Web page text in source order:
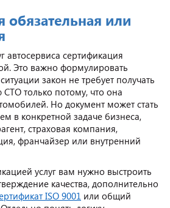
обязательная или
автосервиса сертификация
Это важно формулировать
закон не требует получать
только потому, что она
Но документ может стать
в конкретной задаче бизнеса,
страховая компания,
франчайзер или внутренний
услуг вам нужно выстроить
качества, дополнительно
ISO 9001 или общий